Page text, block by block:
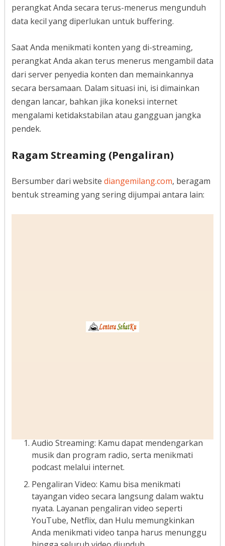
perangkat Anda secara terus-menerus mengunduh
data kecil yang diperlukan untuk buffering.
Saat Anda menikmati konten yang di-streaming,
perangkat Anda akan terus menerus mengambil data
dari server penyedia konten dan memainkannya
secara bersamaan. Dalam situasi ini, isi dimainkan
dengan lancar, bahkan jika koneksi internet
mengalami ketidakstabilan atau gangguan jangka
pendek.
Ragam Streaming (Pengaliran)
Bersumber dari website diangemilang.com, beragam
bentuk streaming yang sering dijumpai antara lain:
Audio Streaming: Kamu dapat mendengarkan
musik dan program radio, serta menikmati
podcast melalui internet.
Pengaliran Video: Kamu bisa menikmati
tayangan video secara langsung dalam waktu
nyata. Layanan pengaliran video seperti
YouTube, Netflix, dan Hulu memungkinkan
Anda menikmati video tanpa harus menunggu